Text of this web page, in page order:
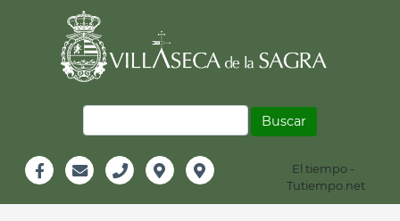
Información
Header
El tiempo -
Tutiempo.net